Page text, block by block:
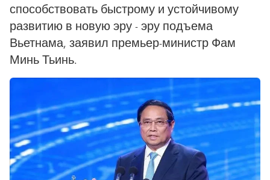
способствовать быстрому и устойчивому
развитию в новую эру - эру подъема
Вьетнама, заявил премьер-министр Фам
Минь Тьинь.